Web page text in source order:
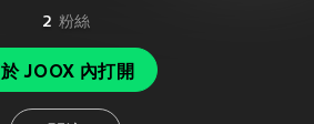
2 粉絲
於 JOOX 內打開